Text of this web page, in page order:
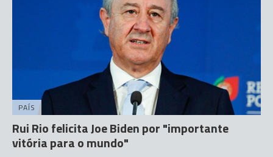
PAÍS
Rui Rio felicita Joe Biden por "importante
vitória para o mundo"